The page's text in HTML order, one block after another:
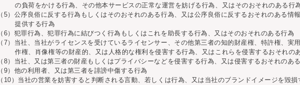
の負荷をかける行為、その他本サービスの正常な運営を妨げる行為、又はそのおそれのある行
（5）公序良俗に反する行為もしくはそのおそれのある行為、又は公序良俗に反するおそれのある情
提供する行為
（6）犯罪行為、犯罪行為に結びつく行為もしくはこれを助長する行為、又はそのおそれのある行為
（7）当社、当社がライセンスを受けているライセンサー、その他第三者の知的財産権、特許権、実
作権、肖像権等の財産的、又は人格的な権利を侵害する行為、又はこれらを侵害するおそれの
（8）当社、又は第三者の財産もしくはプライバシーなどを侵害する行為、又は侵害するおそれのあ
（9）他の利用者、又は第三者を誹謗中傷する行為
（10）当社の営業を妨害すると判断される言動、若しくは行為、又は当社のブランドイメージを毀